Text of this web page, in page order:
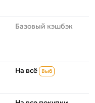
Базовый кэшбэк
На всё Выб